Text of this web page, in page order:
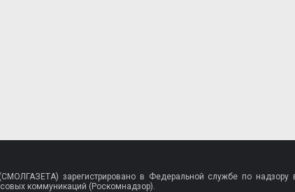
(СМОЛГАЗЕТА) зарегистрировано в Федеральной службе по надзору
коммуникаций (Роскомнадзор).